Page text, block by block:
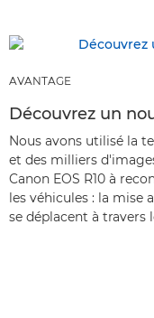
AVANTAGE
Découvrez un
Nous avons utilisé la
et des milliers
Canon EOS R10 à
les véhicules : la mise
se déplacent à travers